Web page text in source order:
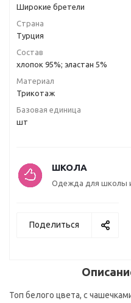
Широкие бретели
Страна
Турция
Состав
хлопок 95%; эластан 5%
Материал
Трикотаж
Базовая единица
шт
ШКОЛА
Одежда для школы
Поделиться
Топ белого цвета, с